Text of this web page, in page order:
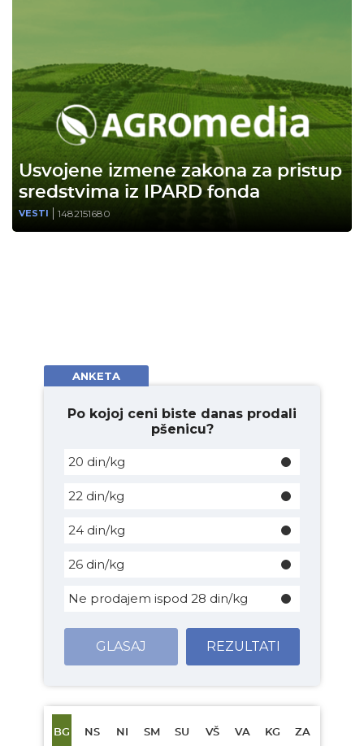
Usvojene izmene zakona za pristup
sredstvima iz IPARD fonda
VESTI 1482151680
ANKETA
Po kojoj ceni biste danas prodali
pšenicu?
20 din/kg
22 din/kg
24 din/kg
26 din/kg
Ne prodajem ispod 28 din/kg
GLASAJ REZULTATI
BG NS NI SM SU VŠ VA KG ZA